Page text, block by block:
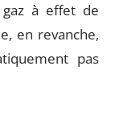
à effet de
en revanche,
pas